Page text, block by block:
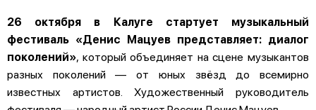
26 октября в Калуге стартует музыкальный
фестиваль «Денис Мацуев представляет: диалог
поколений», который объединяет на сцене музыкантов
разных поколений — от юных звёзд до всемирно
известных артистов. Художественный руководитель